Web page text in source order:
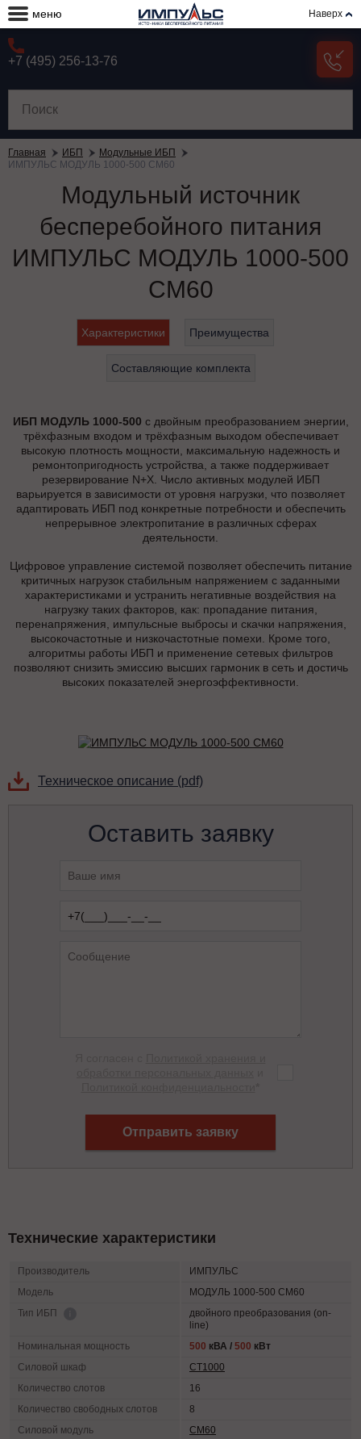
меню Наверх
+7 (495) 256-13-76
Главная ИБП
Модульные ИБП
ИМПУЛЬС МОДУЛЬ 1000-500 СМ60
Модульный источник
бесперебойного питания
ИМПУЛЬС МОДУЛЬ 1000-500
СМ60
Характеристики Преимущества
Составляющие комплекта
ИБП МОДУЛЬ 1000-500 с двойным преобразованием энергии,
трёхфазным входом и трёхфазным выходом обеспечивает
высокую плотность мощности, максимальную надежность и
ремонтопригодность устройства, а также поддерживает
резервирование N+X. Число активных модулей ИБП
варьируется в зависимости от уровня нагрузки, что позволяет
адаптировать ИБП под конкретные потребности и обеспечить
непрерывное электропитание в различных сферах
деятельности.
Цифровое управление системой позволяет обеспечить питание
критичных нагрузок стабильным напряжением с заданными
характеристиками и устранить негативные воздействия на
нагрузку таких факторов, как: пропадание питания,
перенапряжения, импульсные выбросы и скачки напряжения,
высокочастотные и низкочастотные помехи. Кроме того,
алгоритмы работы ИБП и применение сетевых фильтров
позволяют снизить эмиссию высших гармоник в сеть и достичь
высоких показателей энергоэффективности.
Техническое описание (pdf)
Оставить заявку
Отправить заявку
Технические характеристики
Производитель
ИМПУЛЬС
Модель
МОДУЛЬ 1000-500 СМ60
Тип ИБП
двойного преобразования (on-
line)
Номинальная мощность
500 кВА / 500 кВт
Силовой шкаф
СТ1000
Количество слотов
16
Количество свободных слотов
8
Силовой модуль
СМ60